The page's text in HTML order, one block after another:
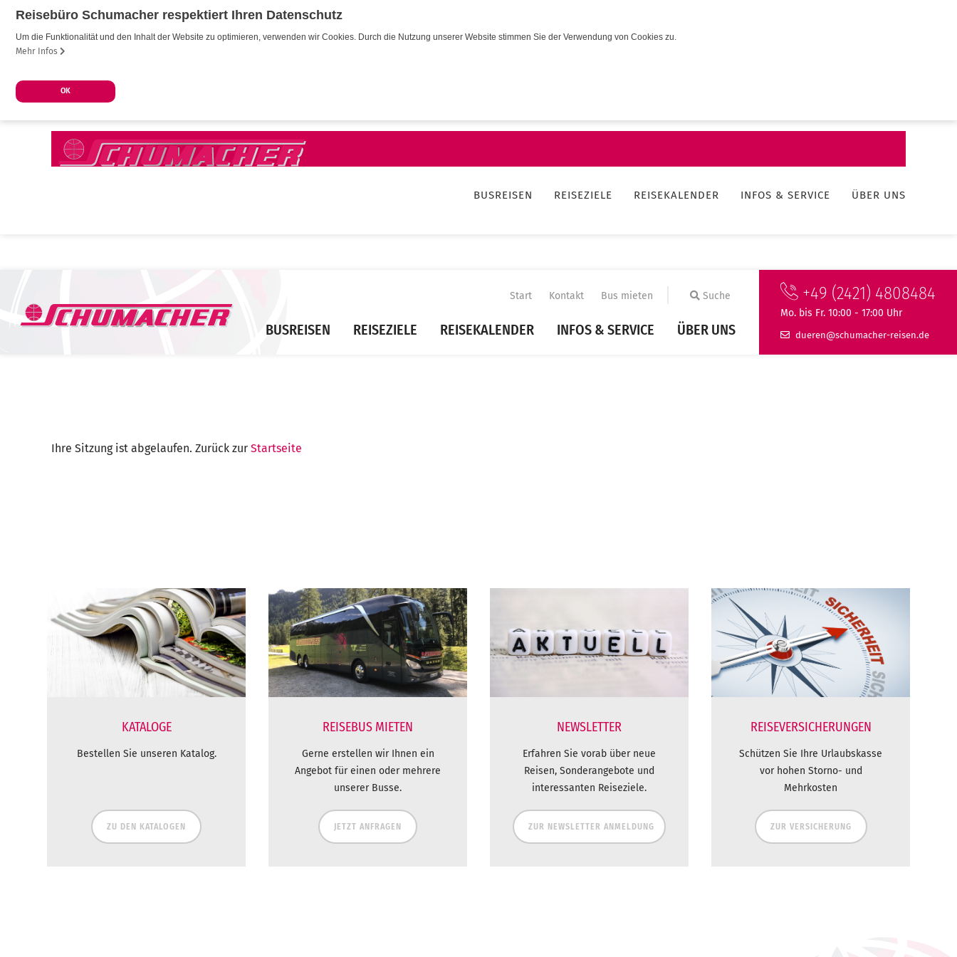
Reisebüro Schumacher respektiert Ihren Datenschutz
Um die Funktionalität und den Inhalt der Website zu optimieren, verwenden wir Cookies. Durch die Nutzung unserer Website stimmen Sie der Verwendung von Cookies zu.
Mehr Infos
OK
Start Kontakt Bus mieten Suche
BUSREISEN REISEZIELE REISEKALENDER INFOS & SERVICE ÜBER UNS
+49 (2421) 4808484
Mo. bis Fr. 10:00 - 17:00 Uhr
ed.nesier-rehcamuhcs@nereud
BUSREISEN REISEZIELE REISEKALENDER INFOS & SERVICE ÜBER UNS
Ihre Sitzung ist abgelaufen. Zurück zur Startseite
KATALOGE
Bestellen Sie unseren Katalog.
ZU DEN KATALOGEN
REISEBUS MIETEN
Gerne erstellen wir Ihnen ein
Angebot für einen oder mehrere
unserer Busse.
JETZT ANFRAGEN
NEWSLETTER
Erfahren Sie vorab über neue
Reisen, Sonderangebote und
interessanten Reiseziele.
ZUR NEWSLETTER ANMELDUNG
REISEVERSICHERUNGEN
Schützen Sie Ihre Urlaubskasse
vor hohen Storno- und
Mehrkosten
ZUR VERSICHERUNG